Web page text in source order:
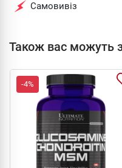
Самовивіз
Також вас можуть
-4%